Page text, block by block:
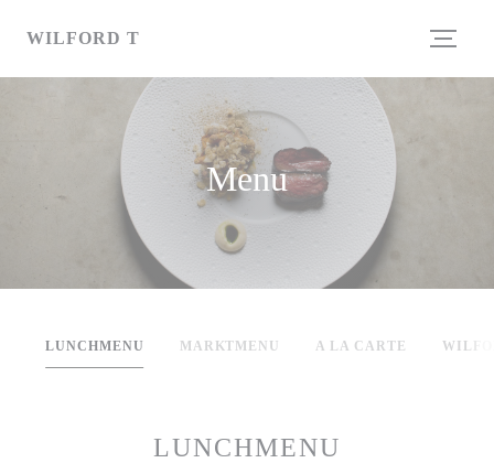
WILFORD T
Menu
LUNCHMENU MARKTMENU A LA CARTE
LUNCHMENU